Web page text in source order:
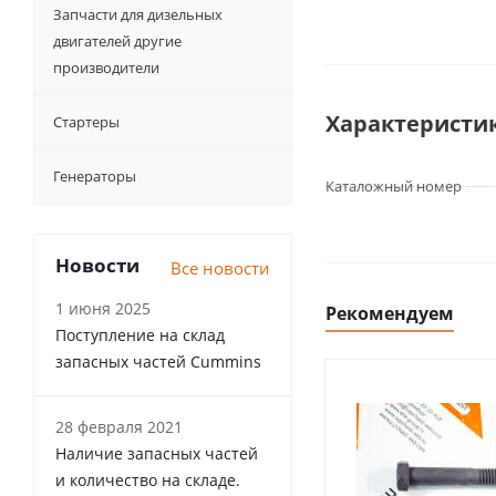
Каталожный номер
Рекомендуем
Запчасти для дизельных
двигателей другие
производители
Стартеры
Генераторы
Новости Все новости
1 июня 2025
Поступление на склад
запасных частей Cummins
28 февраля 2021
Наличие запасных частей
и количество на складе.